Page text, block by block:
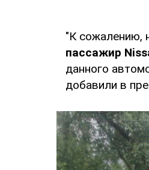
"К сожалению,
пассажир
данного
добавили в